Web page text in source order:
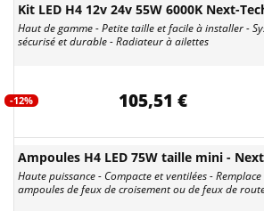
Kit LED H4 12v 24v 55W 6000K Next-
Haut de gamme - Petite taille et facile à installer -
sécurisé et durable - Radiateur à ailettes
-12% 105,51 €
Ampoules H4 LED 75W taille mini -
Haute puissance - Compacte et ventilées -
ampoules de feux de croisement ou de feux de